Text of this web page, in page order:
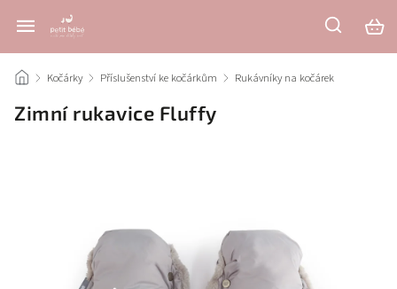
/ Kočárky / Příslušenství ke kočárkům / Rukávníky na kočárek
Zimní rukavice Fluffy